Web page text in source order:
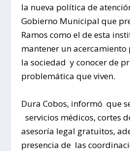
la nueva política de
Gobierno Municipal que
Ramos como el de esta
mantener un acercamiento
la sociedad y conocer de
problemática que viven.
Dura Cobos, informó que
servicios médicos, cortes
asesoría legal gratuitos,
presencia de las